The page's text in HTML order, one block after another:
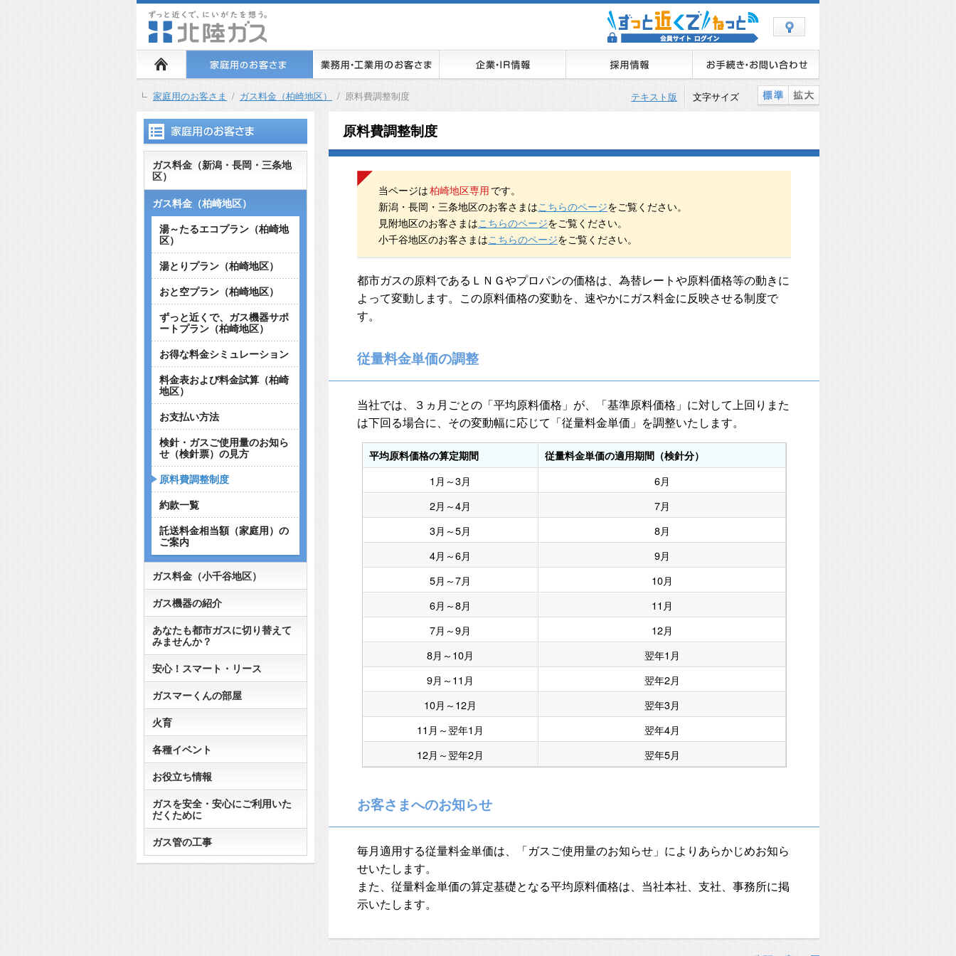
家庭用のお客さま / ガス料金（柏崎地区） / 原料費調整制度 テキスト版 文字サイズ
原料費調整制度
当ページは柏崎地区専用です。
新潟・長岡・三条地区のお客さまはこちらのページをご覧ください。
見附地区のお客さまはこちらのページをご覧ください。
小千谷地区のお客さまはこちらのページをご覧ください。
都市ガスの原料であるＬＮＧやプロパンの価格は、為替レートや原料価格等の動きに
よって変動します。この原料価格の変動を、速やかにガス料金に反映させる制度で
す。
従量料金単価の調整
当社では、３ヵ月ごとの「平均原料価格」が、「基準原料価格」に対して上回りまた
は下回る場合に、その変動幅に応じて「従量料金単価」を調整いたします。
平均原料価格の算定期間 従量料金単価の適用期間（検針分）
1月～3月
6月
2月～4月
7月
3月～5月
8月
4月～6月
9月
5月～7月
10月
6月～8月
11月
7月～9月
12月
8月～10月
翌年1月
9月～11月
翌年2月
10月～12月
翌年3月
11月～翌年1月
翌年4月
12月～翌年2月
翌年5月
お客さまへのお知らせ
毎月適用する従量料金単価は、「ガスご使用量のお知らせ」によりあらかじめお知ら
せいたします。
また、従量料金単価の算定基礎となる平均原料価格は、当社本社、支社、事務所に掲
示いたします。
ガス料金（新潟・長岡・三条地
区）
ガス料金（柏崎地区）
湯～たるエコプラン（柏崎地
区）
湯とりプラン（柏崎地区）
おと空プラン（柏崎地区）
ずっと近くで、ガス機器サポ
ートプラン（柏崎地区）
お得な料金シミュレーション
料金表および料金試算（柏崎
地区）
お支払い方法
検針・ガスご使用量のお知ら
せ（検針票）の見方
原料費調整制度
約款一覧
託送料金相当額（家庭用）の
ご案内
ガス料金（小千谷地区）
ガス機器の紹介
あなたも都市ガスに切り替えて
みませんか？
安心！スマート・リース
ガスマーくんの部屋
火育
各種イベント
お役立ち情報
ガスを安全・安心にご利用いた
だくために
ガス管の工事